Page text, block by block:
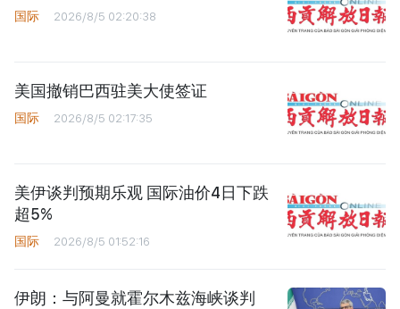
国际 2026/8/5 02:20:38
美国撤销巴西驻美大使签证
国际 2026/8/5 02:17:35
美伊谈判预期乐观 国际油价4日下跌
超5%
国际 2026/8/5 01:52:16
伊朗：与阿曼就霍尔木兹海峡谈判